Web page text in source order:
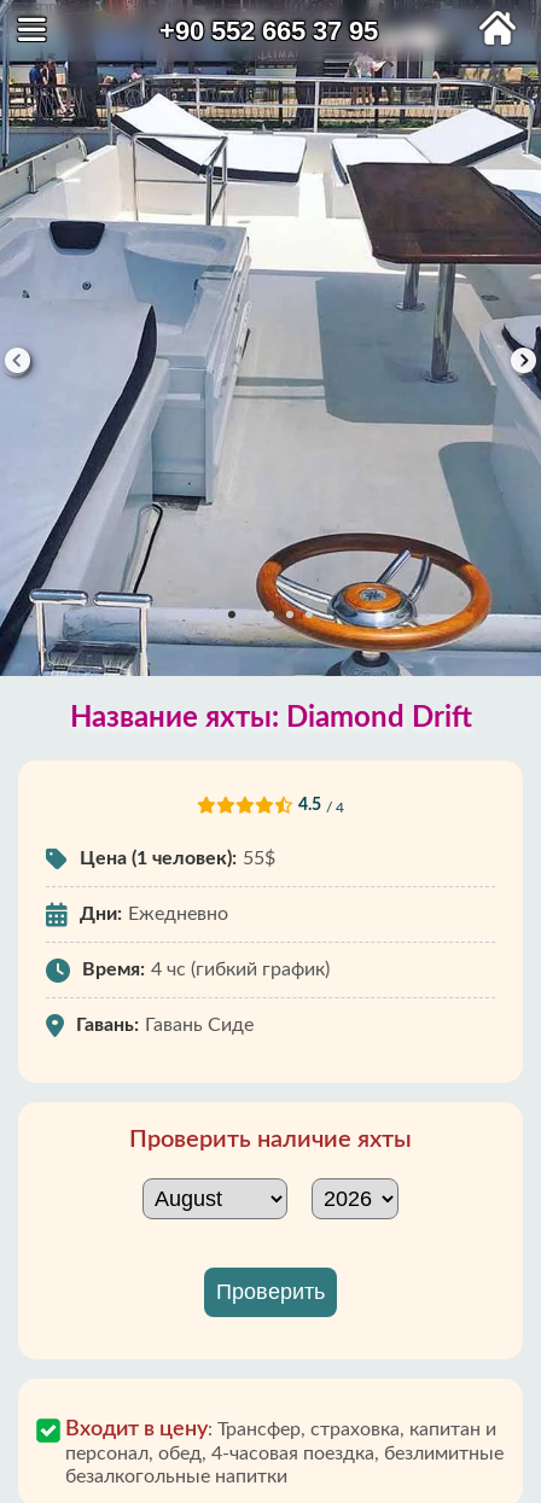
+90 552 665 37 95
Название яхты: Diamond Drift
4.5 / 4
Цена (1 человек): 55$
Дни: Ежедневно
Время: 4 чс (гибкий график)
Гавань: Гавань Сиде
Проверить наличие яхты
Проверить
Входит в цену: Трансфер, страховка, капитан и
персонал, обед, 4-часовая поездка, безлимитные
безалкогольные напитки